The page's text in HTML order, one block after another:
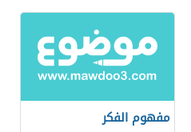
مفهوم الفكر